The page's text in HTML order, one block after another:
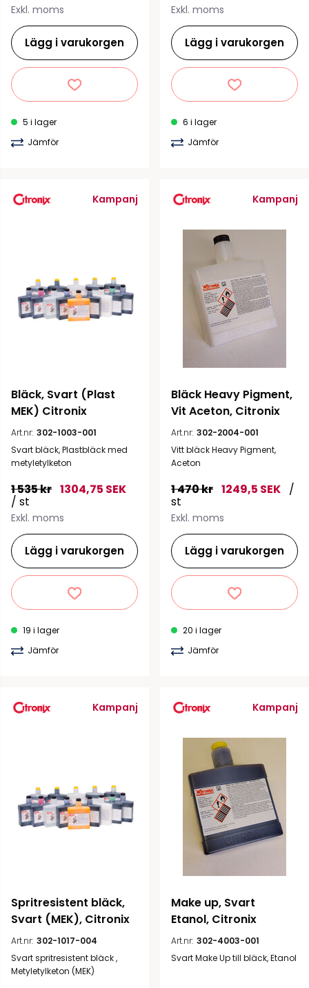
Exkl. moms
Lägg i varukorgen
5 i lager
Jämför
Exkl. moms
Lägg i varukorgen
6 i lager
Jämför
Kampanj
Bläck, Svart (Plast
MEK) Citronix
Art.nr: 302-1003-001
Svart bläck, Plastbläck med
metyletylketon
1 535 kr 1304,75 SEK
/ st
Exkl. moms
Lägg i varukorgen
19 i lager
Jämför
Kampanj
Bläck Heavy Pigment,
Vit Aceton, Citronix
Art.nr: 302-2004-001
Vitt bläck Heavy Pigment,
Aceton
1 470 kr 1249,5 SEK /
st
Exkl. moms
Lägg i varukorgen
20 i lager
Jämför
Kampanj
Spritresistent bläck,
Svart (MEK), Citronix
Art.nr: 302-1017-004
Svart spritresistent bläck ,
Metyletylketon (MEK)
Kampanj
Make up, Svart
Etanol, Citronix
Art.nr: 302-4003-001
Svart Make Up till bläck, Etanol